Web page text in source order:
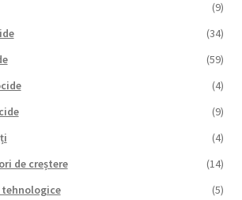
(9)
(34)
(59)
(4)
(9)
(4)
de creștere
(14)
tehnologice
(5)